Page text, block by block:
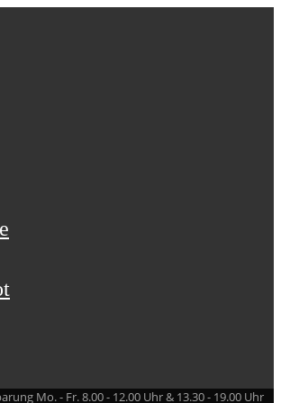
Mo. - Fr. 8.00 - 12.00 Uhr & 13.30 - 19.00 Uhr